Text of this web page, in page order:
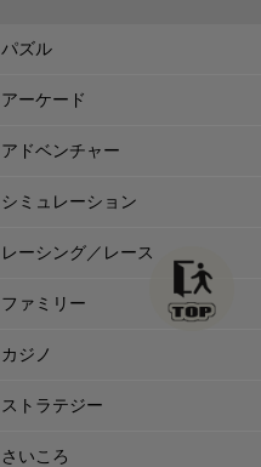
パズル
アーケード
アドベンチャー
シミュレーション
レーシング／レース
ファミリー
カジノ
ストラテジー
さいころ